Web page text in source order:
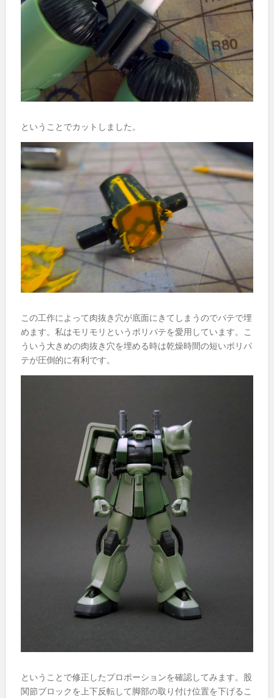
ということでカットしました。
この工作によって肉抜き穴が底面にきてしまうのでパテで埋
めます。私はモリモリというポリパテを愛用しています。こ
ういう大きめの肉抜き穴を埋める時は乾燥時間の短いポリパ
テが圧倒的に有利です。
ということで修正したプロポーションを確認してみます。股
関節ブロックを上下反転して脚部の取り付け位置を下げるこ